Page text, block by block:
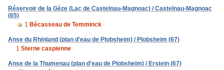
Réservoir de la Gèze (Lac de Castelnau-Magnoac) / Castelnau-Magnoac
(65)
1 Bécasseau de Temminck
Anse du Rhinland (plan d'eau de Plobsheim) / Plobsheim (67)
1 Sterne caspienne
Anse de la Thumenau (plan d'eau de Plobsheim) / Erstein (67)